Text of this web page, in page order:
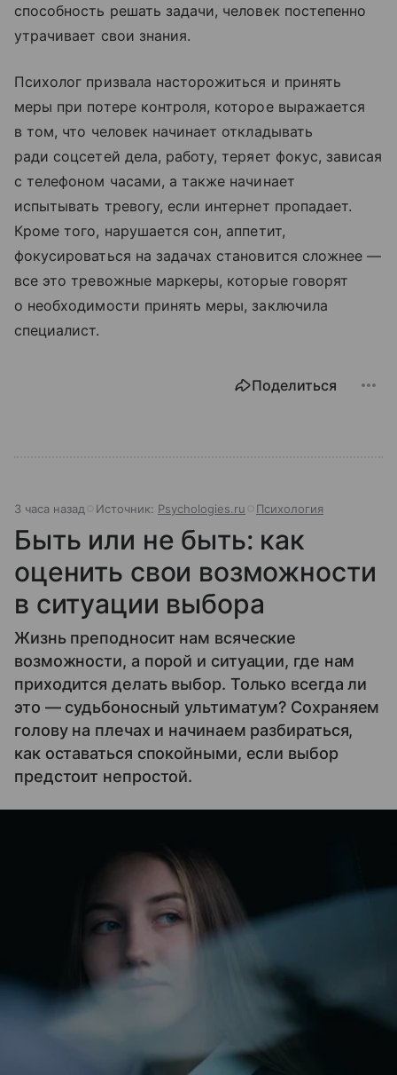
способность решать задачи, человек постепенно
утрачивает свои знания.
Психолог призвала насторожиться и принять
меры при потере контроля, которое выражается
в том, что человек начинает откладывать
ради соцсетей дела, работу, теряет фокус, зависая
с телефоном часами, а также начинает
испытывать тревогу, если интернет пропадает.
Кроме того, нарушается сон, аппетит,
фокусироваться на задачах становится сложнее —
все это тревожные маркеры, которые говорят
о необходимости принять меры, заключила
специалист.
Поделиться
3 часа назад Источник: Psychologies.ru Психология
Быть или не быть: как
оценить свои возможности
в ситуации выбора
Жизнь преподносит нам всяческие
возможности, а порой и ситуации, где нам
приходится делать выбор. Только всегда ли
это — судьбоносный ультиматум? Сохраняем
голову на плечах и начинаем разбираться,
как оставаться спокойными, если выбор
предстоит непростой.